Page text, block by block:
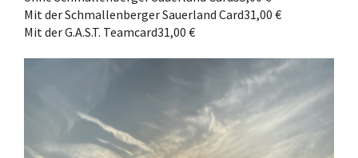
Mit der Schmallenberger Sauerland Card31,00 €
Mit der G.A.S.T. Teamcard31,00 €